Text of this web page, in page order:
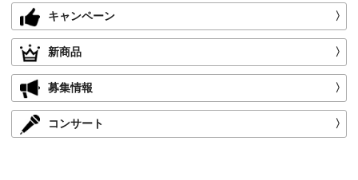
キャンペーン 〉
新商品 〉
募集情報 〉
コンサート 〉